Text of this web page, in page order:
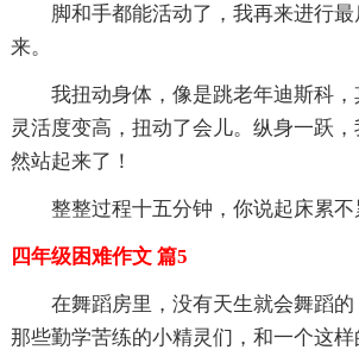
脚和手都能活动了，我再来进行
来。
我扭动身体，像是跳老年迪斯科
灵活度变高，扭动了会儿。纵身一跃
然站起来了！
整整过程十五分钟，你说起床累不
四年级困难作文 篇5
在舞蹈房里，没有天生就会舞蹈
那些勤学苦练的小精灵们，和一个这